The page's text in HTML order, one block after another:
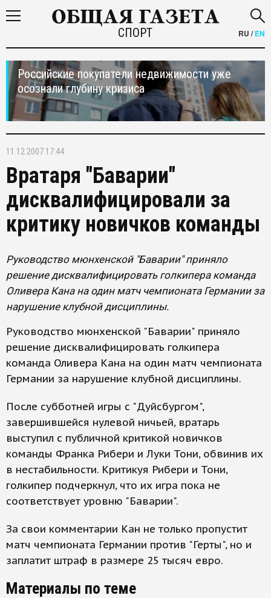
СПОРТ RU /EN
Российские покупатели недвижимости уже
осознали глубину кризиса
11.12.2007 17:44
Вратаря "Баварии"
дисквалифицировали за
критику новичков команды
Руководство мюнхенской "Баварии" приняло
решение дисквалифицировать голкипера команда
Оливера Кана на один матч чемпионата Германии за
нарушение клубной дисциплины.
Руководство мюнхенской "Баварии" приняло
решение дисквалифицировать голкипера
команда Оливера Кана на один матч чемпионата
Германии за нарушение клубной дисциплины.
После субботней игры с "Дуйсбургом",
завершившейся нулевой ничьей, вратарь
выступил с публичной критикой новичков
команды Франка Рибери и Луки Тони, обвинив их
в нестабильности. Критикуя Рибери и Тони,
голкипер подчеркнул, что их игра пока не
соответствует уровню "Баварии".
За свои комментарии Кан не только пропустит
матч чемпионата Германии против "Герты", но и
заплатит штраф в размере 25 тысяч евро.
Материалы по теме